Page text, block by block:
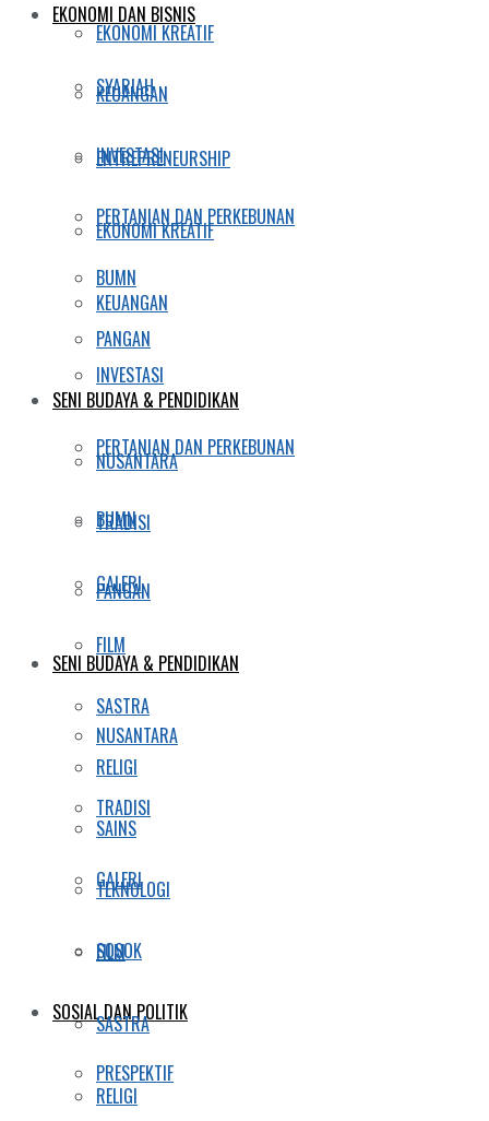
EKONOMI KREATIF
KEUANGAN
INVESTASI
PERTANIAN DAN PERKEBUNAN
BUMN
PANGAN
SENI BUDAYA & PENDIDIKAN
NUSANTARA
TRADISI
GALERI
FILM
SASTRA
RELIGI
SAINS
TEKNOLOGI
SOSOK
SOSIAL DAN POLITIK
PRESPEKTIF
EKONOMI DAN BISNIS
SYARIAH
ENTREPRENEURSHIP
EKONOMI KREATIF
KEUANGAN
INVESTASI
PERTANIAN DAN PERKEBUNAN
BUMN
PANGAN
SENI BUDAYA & PENDIDIKAN
NUSANTARA
TRADISI
GALERI
FILM
SASTRA
RELIGI